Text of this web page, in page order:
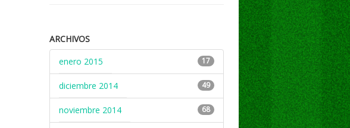
ARCHIVOS
enero 2015
17
diciembre 2014 49
noviembre 2014 68